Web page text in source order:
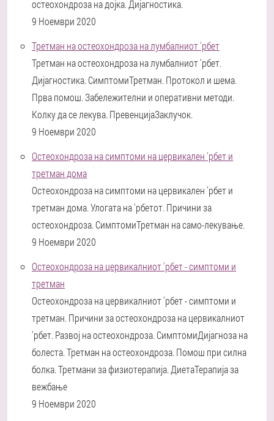
остеохондроза на дојка. Дијагностика.
9 Ноември 2020
Третман на остеохондроза на лумбалниот 'рбет
Третман на остеохондроза на лумбалниот 'рбет.
Дијагностика. СимптомиТретман. Протокол и шема.
Прва помош. Забележителни и оперативни методи.
Колку да се лекува. ПревенцијаЗаклучок.
9 Ноември 2020
Остеохондроза на симптоми на цервикален 'рбет и
третман дома
Остеохондроза на симптоми на цервикален 'рбет и
третман дома. Улогата на 'рбетот. Причини за
остеохондроза. СимптомиТретман на само-лекување.
9 Ноември 2020
Остеохондроза на цервикалниот 'рбет - симптоми и
третман
Остеохондроза на цервикалниот 'рбет - симптоми и
третман. Причини за остеохондроза на цервикалниот
'рбет. Развој на остеохондроза. СимптомиДијагноза на
болеста. Третман на остеохондроза. Помош при силна
болка. Третмани за физиотерапија. ДиетаТерапија за
вежбање
9 Ноември 2020